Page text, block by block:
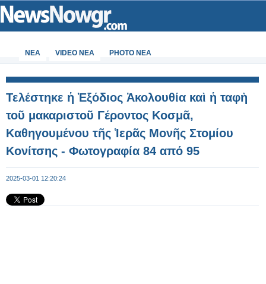
ΝΕΑ VIDEO NEA PHOTO NEA
Τελέστηκε ἡ Ἐξόδιος Ἀκολουθία καὶ ἡ ταφὴ
τοῦ μακαριστοῦ Γέροντος Κοσμᾶ,
Καθηγουμένου τῆς Ἱερᾶς Μονῆς Στομίου
Κονίτσης - Φωτογραφία 84 από 95
2025-03-01 12:20:24